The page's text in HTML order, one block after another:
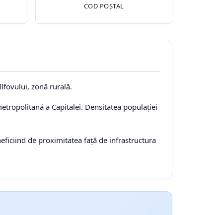
COD POȘTAL
zonă rurală.
a Capitalei. Densitatea populației
de proximitatea față de infrastructura